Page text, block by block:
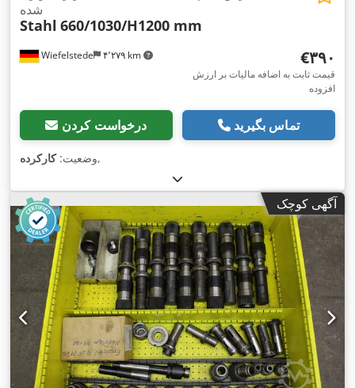
Wiefelstede ۴٬۲۷۹ km
شده
Stahl 660/1030/H1200 mm
‎€۳۹۰
قیمت ثابت به اضافه مالیات بر ارزش
افزوده
درخواست کردن تماس بگیرید
وضعیت:کارکرده ,
آگهی کوچک